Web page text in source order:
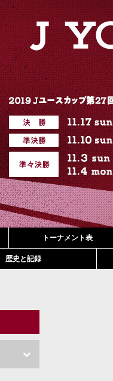
トーナメント表
歴史と記録